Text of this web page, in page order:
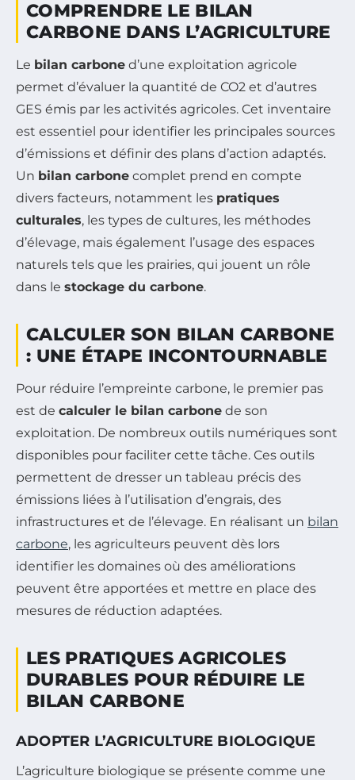
COMPRENDRE LE BILAN
CARBONE DANS L’AGRICULTURE
Le bilan carbone d’une exploitation agricole
permet d’évaluer la quantité de CO2 et d’autres
GES émis par les activités agricoles. Cet inventaire
est essentiel pour identifier les principales sources
d’émissions et définir des plans d’action adaptés.
Un bilan carbone complet prend en compte
divers facteurs, notamment les pratiques
culturales, les types de cultures, les méthodes
d’élevage, mais également l’usage des espaces
naturels tels que les prairies, qui jouent un rôle
dans le stockage du carbone.
CALCULER SON BILAN CARBONE
: UNE ÉTAPE INCONTOURNABLE
Pour réduire l’empreinte carbone, le premier pas
est de calculer le bilan carbone de son
exploitation. De nombreux outils numériques sont
disponibles pour faciliter cette tâche. Ces outils
permettent de dresser un tableau précis des
émissions liées à l’utilisation d’engrais, des
infrastructures et de l’élevage. En réalisant un bilan
carbone, les agriculteurs peuvent dès lors
identifier les domaines où des améliorations
peuvent être apportées et mettre en place des
mesures de réduction adaptées.
LES PRATIQUES AGRICOLES
DURABLES POUR RÉDUIRE LE
BILAN CARBONE
ADOPTER L’AGRICULTURE BIOLOGIQUE
L’agriculture biologique se présente comme une